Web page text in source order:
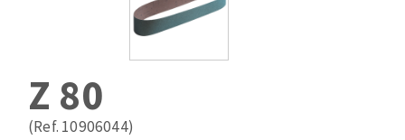
Pose des joints
Nettoyage
Fraises carbure
Fers et plaquettes
Lames de scie à ruban
ABRASIFS APPLIQUÉS
Disques auto-agrippant
Patins
Bandes abrasives
Z 80
(Ref. 10906044)